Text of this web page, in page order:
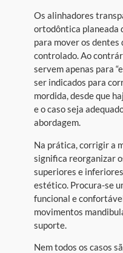
Os alinhadores
ortodôntica planeada
para mover os dentes
controlado. Ao
servem apenas para
ser indicados para
mordida, desde que
e o caso seja
abordagem.
Na prática, corrigir a
significa reorganizar
superiores e
estético. Procura-se
funcional e
movimentos
suporte.
Nem todos os casos